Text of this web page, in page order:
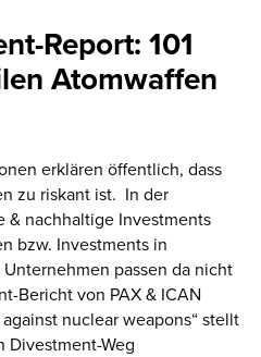
Report: 101
Atomwaffen
erklären öffentlich, dass
zu riskant ist. In der
nachhaltige Investments
bzw. Investments in
passen da nicht
Bericht von PAX & ICAN
nuclear weapons“ stellt
Divestment-Weg